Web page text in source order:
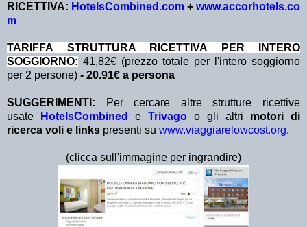
RICETTIVA: HotelsCombined.com + www.accorhotels.co
m
TA RIFFA STRUTTURA RICETTIVA PER INTERO
SOGGIORNO: 41,82€ (prezzo totale per l'intero soggiorno
per 2 persone) - 20.91€ a persona
SUGGERIMENTI: Per cercare altre strutture ricettive
usate
HotelsCombined e Trivago o gli altri motori di
ricerca voli e links presenti su www.viaggiarelowcost.org.
(clicca sull'immagine per ingrandire)